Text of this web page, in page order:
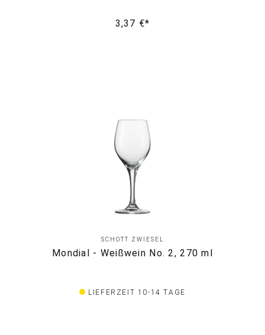
3,37 €*
SCHOTT ZWIESEL
Mondial - Weißwein No. 2, 270 ml
LIEFERZEIT 10-14 TAGE